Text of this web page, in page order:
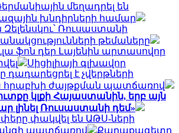
մեղադրել են
խնդիրների համար
Ռուսաստանի
թեմաները
ֆոն դեր Լայենին արտասովոր
Սիցիլիայի գլխավոր
է չվերթների
հրաբխի ժայթքման պատճառով
կլքի Հայաստանին, երբ այն
լինել Ռուսաստանի դեմ»
փակվել են ԱԹՍ-ների
պատճառով
Քաղաքագետը